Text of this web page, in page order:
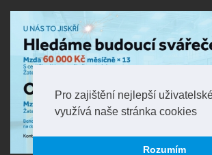
Pro zajištění nejlepší
využívá naše stránka cookies
Rozumím